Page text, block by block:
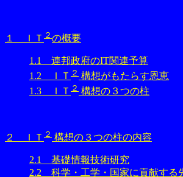
１ ＩＴ ２ の概要
1.1 連邦政府のIT関連予算
1.2 ＩＴ ２ 構想がもたらす恩恵
1.3 ＩＴ ２ 構想の３つの柱
２ ＩＴ ２ 構想の３つの柱の内容
2.1 基礎情報技術研究
2.2 科学・工学・国家に貢献する